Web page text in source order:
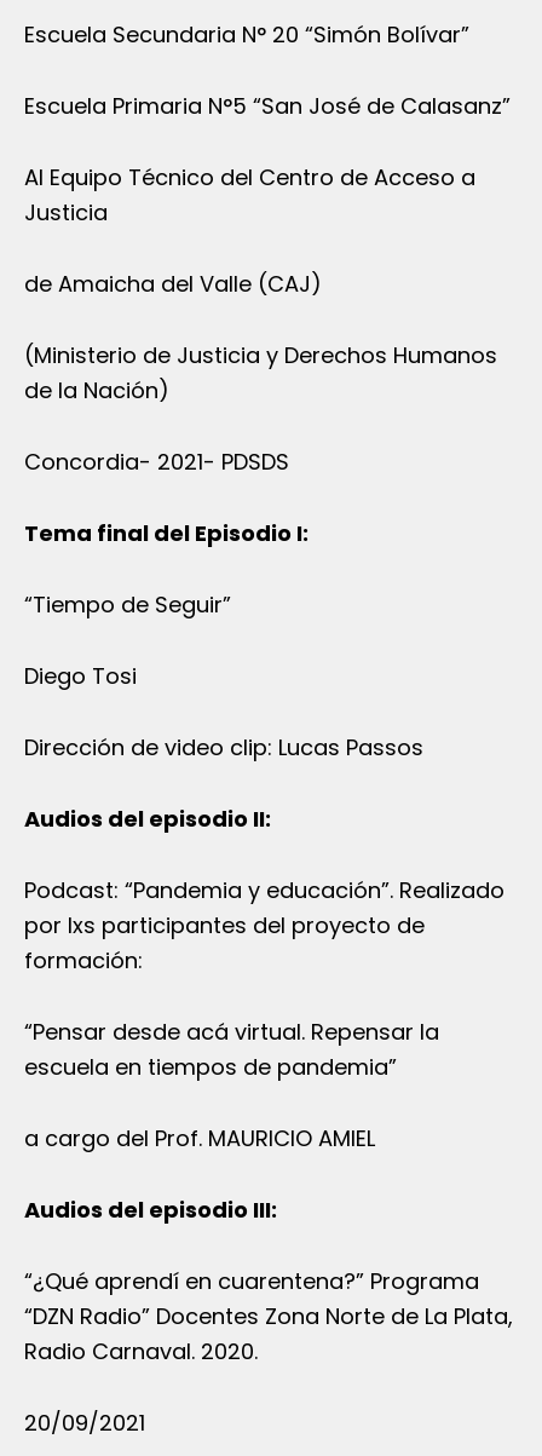
Escuela Secundaria N° 20 “Simón Bolívar”
Escuela Primaria N°5 “San José de Calasanz”
Al Equipo Técnico del Centro de Acceso a
Justicia
de Amaicha del Valle (CAJ)
(Ministerio de Justicia y Derechos Humanos
de la Nación)
Concordia- 2021- PDSDS
Tema final del Episodio I:
“Tiempo de Seguir”
Diego Tosi
Dirección de video clip: Lucas Passos
Audios del episodio II:
Podcast: “Pandemia y educación”. Realizado
por lxs participantes del proyecto de
formación:
“Pensar desde acá virtual. Repensar la
escuela en tiempos de pandemia”
a cargo del Prof. MAURICIO AMIEL
Audios del episodio III:
“¿Qué aprendí en cuarentena?” Programa
“DZN Radio” Docentes Zona Norte de La Plata,
Radio Carnaval. 2020.
20/09/2021